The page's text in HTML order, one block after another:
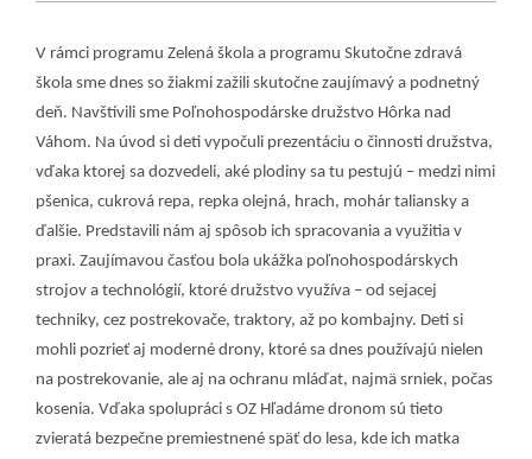
V rámci programu Zelená škola a programu Skutočne zdravá
škola sme dnes so žiakmi zažili skutočne zaujímavý a podnetný
deň. Navštívili sme Poľnohospodárske družstvo Hôrka nad
Váhom. Na úvod si deti vypočuli prezentáciu o činnosti družstva,
vďaka ktorej sa dozvedeli, aké plodiny sa tu pestujú – medzi nimi
pšenica, cukrová repa, repka olejná, hrach, mohár taliansky a
ďalšie. Predstavili nám aj spôsob ich spracovania a využitia v
praxi. Zaujímavou časťou bola ukážka poľnohospodárskych
strojov a technológií, ktoré družstvo využíva – od sejacej
techniky, cez postrekovače, traktory, až po kombajny. Deti si
mohli pozrieť aj moderné drony, ktoré sa dnes používajú nielen
na postrekovanie, ale aj na ochranu mláďat, najmä srniek, počas
kosenia. Vďaka spolupráci s OZ Hľadáme dronom sú tieto
zvieratá bezpečne premiestnené späť do lesa, kde ich matka